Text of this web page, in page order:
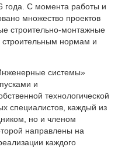
года. С момента работы и
множество проектов
строительно-монтажные
строительным нормам и
системы»
и
технологической
специалистов, каждый из
но и членом
направлены на
каждого